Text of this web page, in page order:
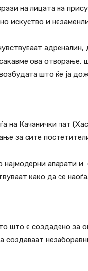
на лицата на
искуство и
ова отворање,
што ќе ја
на Качанички пат
за сите
најмодерни апарати
како да се
што е создадено за